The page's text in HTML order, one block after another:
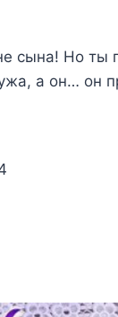
Но ты
а он… он